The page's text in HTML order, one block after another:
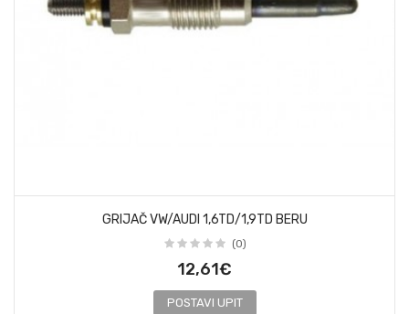
GRIJAČ VW/AUDI 1,6TD/1,9TD BERU
(0)
12,61€
POSTAVI UPIT